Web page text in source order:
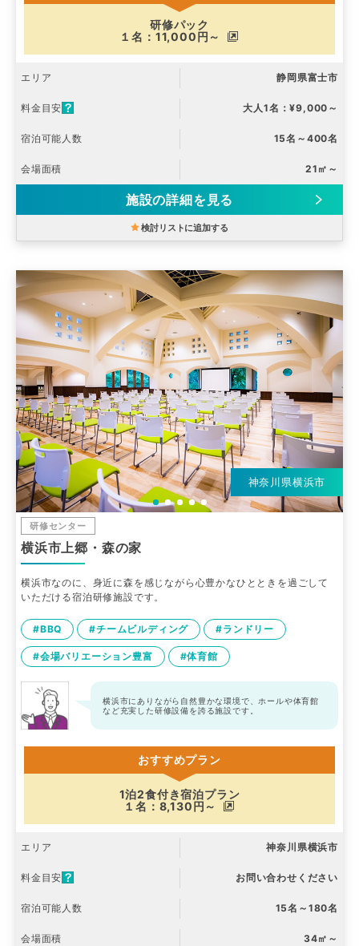
研修パック
１名：11,000円～
エリア 静岡県富士市
料金目安 大人1名：¥9,000～
宿泊可能人数 15名～400名
会場面積 21㎡～
施設の詳細を見る
検討リストに追加する
神奈川県横浜市
研修センター
横浜市上郷・森の家
横浜市なのに、身近に森を感じながら心豊かなひとときを過ごして
いただける宿泊研修施設です。
#BBQ #チームビルディング #ランドリー
#会場バリエーション豊富 #体育館
横浜市にありながら自然豊かな環境で、ホールや体育館
など充実した研修設備を誇る施設です。
おすすめプラン
1泊2食付き宿泊プラン
１名：8,130円～
エリア 神奈川県横浜市
料金目安 お問い合わせください
宿泊可能人数 15名～180名
会場面積 34㎡～